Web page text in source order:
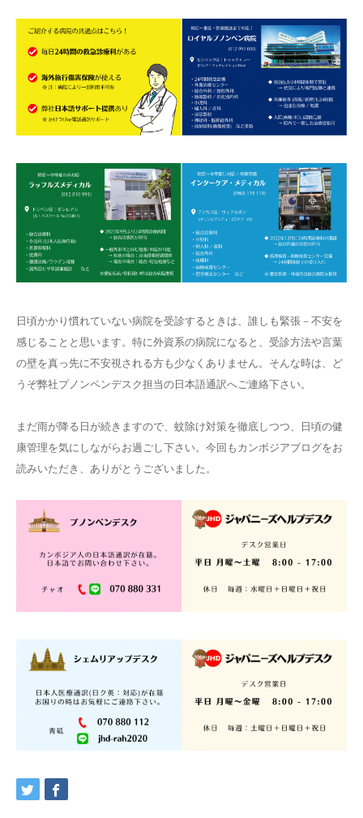
日頃かかり慣れていない病院を受診するときは、誰しも緊張－不安を
感じることと思います。特に外資系の病院になると、受診方法や言葉
の壁を真っ先に不安視される方も少なくありません。そんな時は、ど
うぞ弊社プノンペンデスク担当の日本語通訳へご連絡下さい。
まだ雨が降る日が続きますので、蚊除け対策を徹底しつつ、日頃の健
康管理を気にしながらお過ごし下さい。今回もカンボジアブログをお
読みいただき、ありがとうございました。